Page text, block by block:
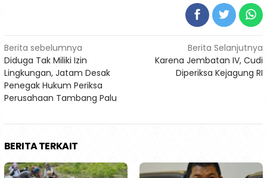
Navigasi
pos
Berita sebelumnya
Diduga Tak Miliki Izin
Lingkungan, Jatam Desak
Penegak Hukum Periksa
Perusahaan Tambang Palu
Berita Selanjutnya
Karena Jembatan IV, Cudi
Diperiksa Kejagung RI
BERITA TERKAIT